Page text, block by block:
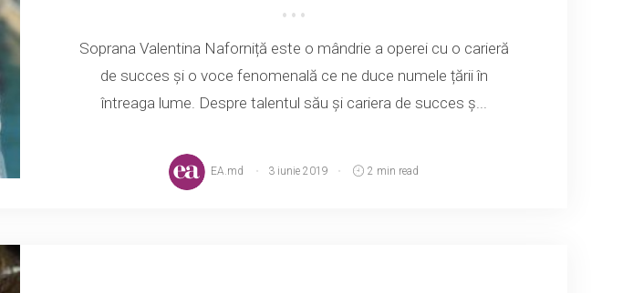
Soprana Valentina Naforniță este o mândrie a operei cu o carieră
de succes și o voce fenomenală ce ne duce numele țării în
întreaga lume. Despre talentul său și cariera de succes ș...
EA.md 3 iunie 2019 2 min read